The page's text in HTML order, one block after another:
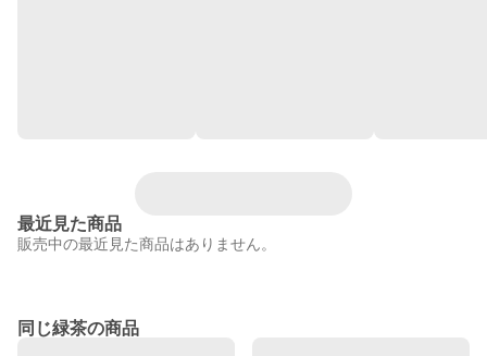
最近見た商品
販売中の最近見た商品はありません。
同じ緑茶の商品